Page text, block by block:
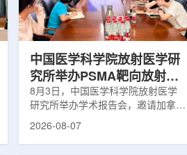
至2023年的每10万名受益人4690
次。相关研究已发表于
《Osteoporosis International》。下
中国医学科学院放射医学研
究所举办PSMA靶向放射性
药物学术报告会
8月3日，中国医学科学院放射医学
研究所举办学术报告会，邀请加拿大
温哥华不列颠哥伦比亚癌症中心林国
2026-08-07